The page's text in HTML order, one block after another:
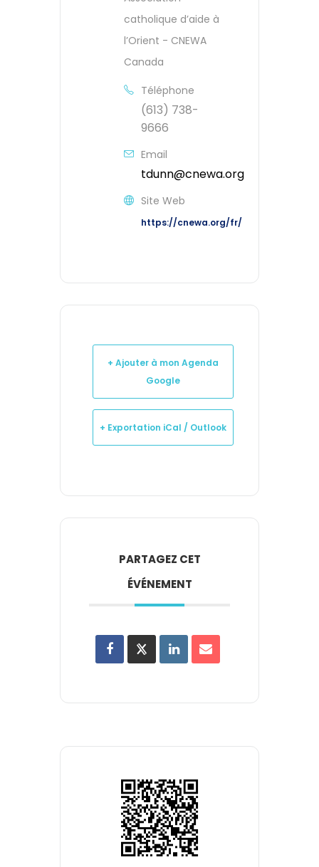
catholique d’aide à
l’Orient - CNEWA
Canada
Téléphone
(613) 738-
9666
Email
tdunn@cnewa.org
Site Web
https://cnewa.org/fr/
+ Ajouter à mon Agenda
Google
+ Exportation iCal / Outlook
PARTAGEZ CET
ÉVÉNEMENT